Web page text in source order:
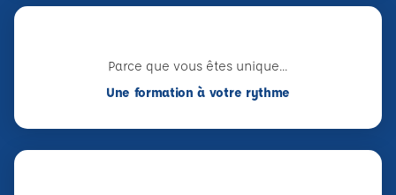
Parce que vous êtes unique...
Une formation à votre rythme